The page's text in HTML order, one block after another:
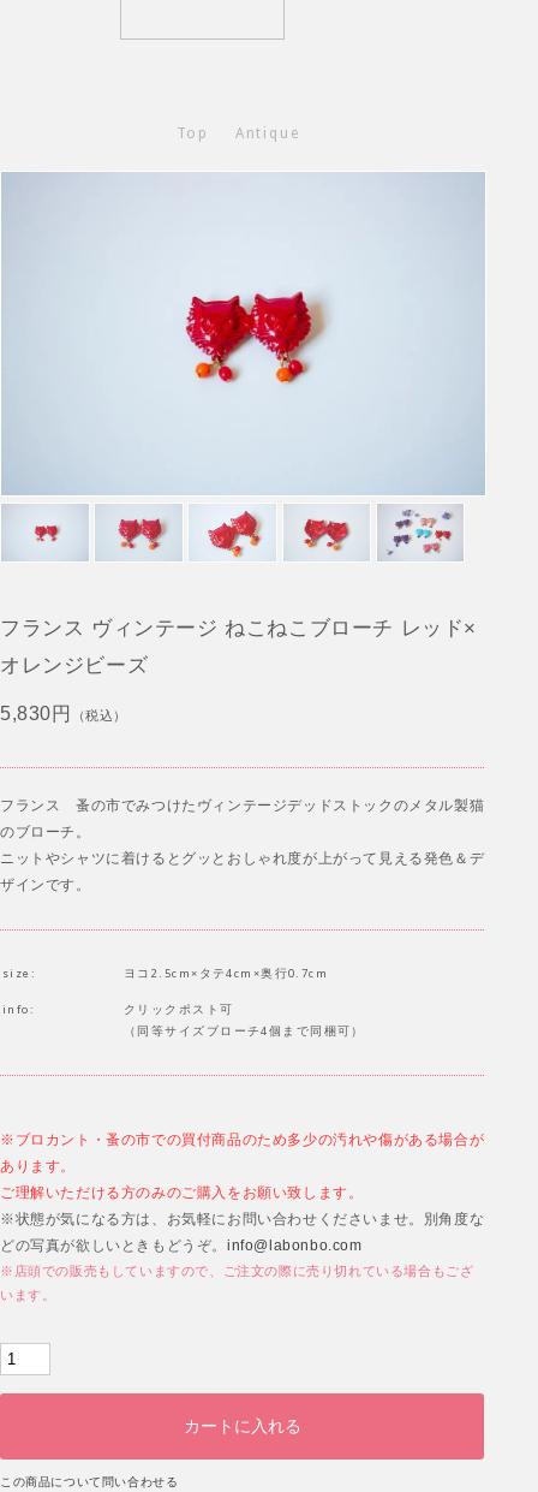
Top Antique
フランス ヴィンテージ ねこねこブローチ レッド×
オレンジビーズ
5,830円 （税込）
フランス 蚤の市でみつけたヴィンテージデッドストックのメタル製猫
のブローチ。
ニットやシャツに着けるとグッとおしゃれ度が上がって見える発色＆デ
ザインです。
size: ヨコ2.5cm×タテ4cm×奥行0.7cm
info:
クリックポスト可
（同等サイズブローチ4個まで同梱可）
※ブロカント・蚤の市での買付商品のため多少の汚れや傷がある場合が
あります。
ご理解いただける方のみのご購入をお願い致します。
※状態が気になる方は、お気軽にお問い合わせくださいませ。別角度な
どの写真が欲しいときもどうぞ。 info@labonbo.com
※店頭での販売もしていますので、ご注文の際に売り切れている場合もござ
います。
この商品について問い合わせる